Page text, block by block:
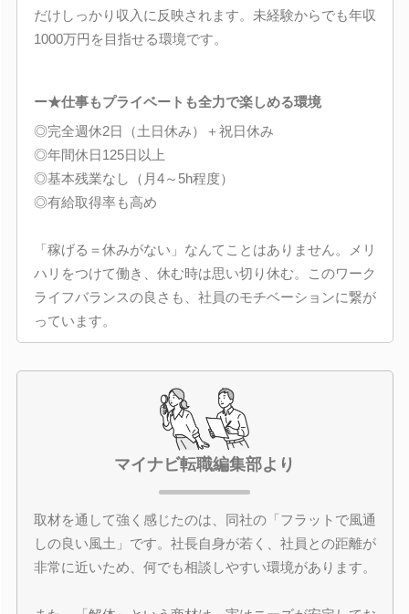
だけしっかり収入に反映されます。未経験からでも年収
1000万円を目指せる環境です。
ー★仕事もプライベートも全力で楽しめる環境
◎完全週休2日（土日休み）＋祝日休み
◎年間休日125日以上
◎基本残業なし（月4～5h程度）
◎有給取得率も高め
「稼げる＝休みがない」なんてことはありません。メリ
ハリをつけて働き、休む時は思い切り休む。このワーク
ライフバランスの良さも、社員のモチベーションに繋が
っています。
マイナビ転職編集部より
取材を通して強く感じたのは、同社の「フラットで風通
しの良い風土」です。社長自身が若く、社員との距離が
非常に近いため、何でも相談しやすい環境があります。